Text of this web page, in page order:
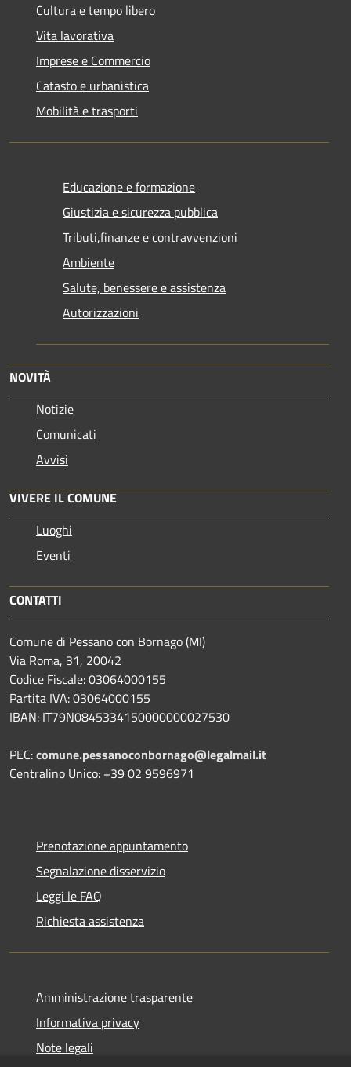
Cultura e tempo libero
Vita lavorativa
Imprese e Commercio
Catasto e urbanistica
Mobilità e trasporti
Educazione e formazione
Giustizia e sicurezza pubblica
Tributi,finanze e contravvenzioni
Ambiente
Salute, benessere e assistenza
Autorizzazioni
NOVITÀ
Notizie
Comunicati
Avvisi
VIVERE IL COMUNE
Luoghi
Eventi
CONTATTI
Comune di Pessano con Bornago (MI)
Via Roma, 31, 20042
Codice Fiscale: 03064000155
Partita IVA: 03064000155
IBAN: IT79N0845334150000000027530
PEC:comune.pessanoconbornago@legalmail.it
Centralino Unico: +39 02 9596971
Prenotazione appuntamento
Segnalazione disservizio
Leggi le FAQ
Richiesta assistenza
Amministrazione trasparente
Informativa privacy
Note legali